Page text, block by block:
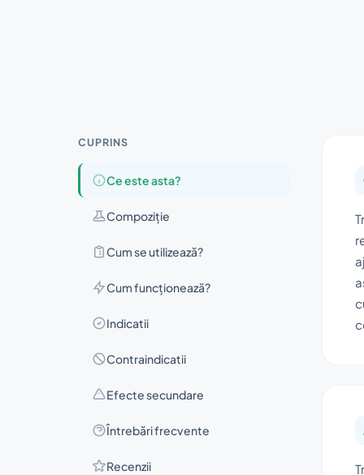
CUPRINS
Ce este asta?
Compoziţie
Cum se utilizează?
Cum funcționează?
Indicatii
Contraindicatii
Efecte secundare
Întrebări frecvente
Recenzii